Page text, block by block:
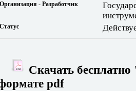
Организация - Разработчик
Статус
Скачать
pdf